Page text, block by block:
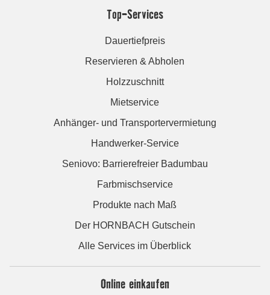
Top-Services
Dauertiefpreis
Reservieren & Abholen
Holzzuschnitt
Mietservice
Anhänger- und Transportervermietung
Handwerker-Service
Seniovo: Barrierefreier Badumbau
Farbmischservice
Produkte nach Maß
Der HORNBACH Gutschein
Alle Services im Überblick
Online einkaufen